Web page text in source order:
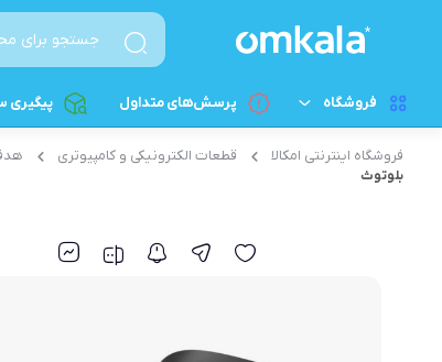
فروشگاه
لوازم آشپزخانه کوچک
آرام‌پز
پرسش‌های متداول پیگیری
فروشگاه اینترنتی امکالا قطعات الکترونیکی و کامپیوتری
بلوتوث